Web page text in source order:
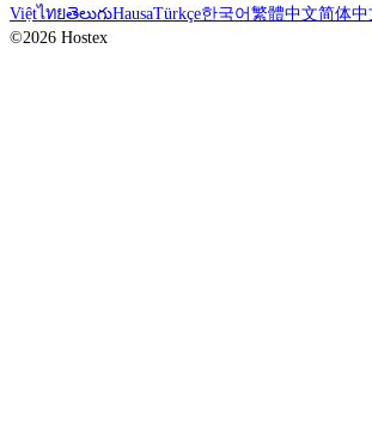
ViệtไทยతెలుగుHausaTürkçe한국어繁體中文简体中
©2026 Hostex